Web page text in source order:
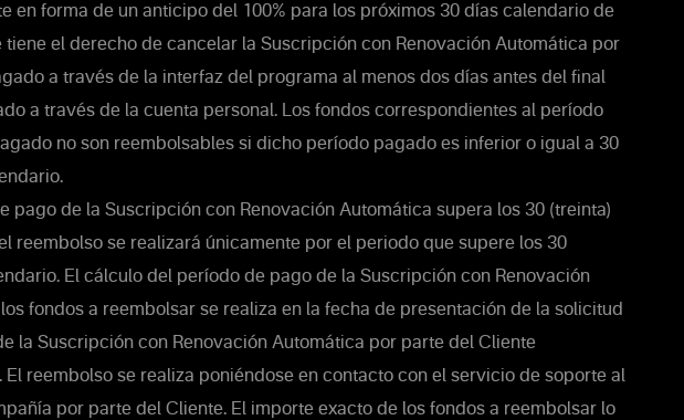
en forma de un anticipo del 100% para los próximos 30 días calendario de
tiene el derecho de cancelar la Suscripción con Renovación Automática por
a través de la interfaz del programa al menos dos días antes del final
a través de la cuenta personal. Los fondos correspondientes al período
no son reembolsables si dicho período pagado es inferior o igual a 30
pago de la Suscripción con Renovación Automática supera los 30 (treinta)
reembolso se realizará únicamente por el periodo que supere los 30
El cálculo del período de pago de la Suscripción con Renovación
fondos a reembolsar se realiza en la fecha de presentación de la solicitud
la Suscripción con Renovación Automática por parte del Cliente
El reembolso se realiza poniéndose en contacto con el servicio de soporte al
por parte del Cliente. El importe exacto de los fondos a reembolsar lo